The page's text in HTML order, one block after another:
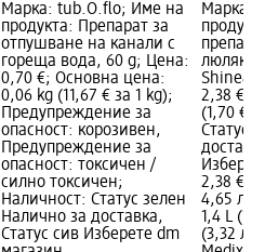
Марка: tub.O.flo; Име на
продукта: Препарат за
отпушване на канали с
гореща вода, 60 g; Цена:
0,70 €; Основна цена:
0,06 kg (11,67 € за 1 kg);
Предупреждение за
опасност: корозивен,
Предупреждение за
опасност: токсичен /
силно токсичен;
Наличност: Статус зелен
Налично за доставка,
Статус сив Изберете dm
Марка:
люляк
2,38 €;
(1,70 €
Статус
2,38 €
4,65 лв.
1,4 L
(3,32 лв.